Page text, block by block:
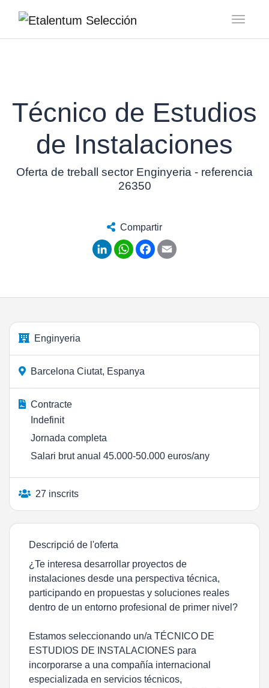
Técnico de Estudios
de Instalaciones
Oferta de treball sector Enginyeria - referencia
26350
Compartir
LinkedInWhatsApp
Facebook
Enginyeria
Barcelona Ciutat, Espanya
Contracte
Indefinit
Jornada completa
Salari brut anual 45.000-50.000 euros/any
27 inscrits
Descripció de l'oferta
¿Te interesa desarrollar proyectos de
instalaciones desde una perspectiva técnica,
participando en propuestas y soluciones reales
dentro de un entorno profesional de primer nivel?
Estamos seleccionando un/a TÉCNICO DE
ESTUDIOS DE INSTALACIONES para
incorporarse a una compañía internacional
especializada en servicios técnicos,